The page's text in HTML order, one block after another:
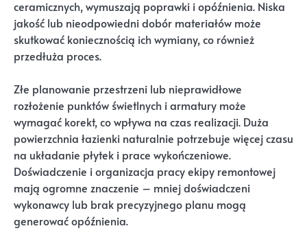
ceramicznych, wymuszają poprawki i opóźnienia. Niska
jakość lub nieodpowiedni dobór materiałów może
skutkować koniecznością ich wymiany, co również
przedłuża proces.
Złe planowanie przestrzeni lub nieprawidłowe
rozłożenie punktów świetlnych i armatury może
wymagać korekt, co wpływa na czas realizacji. Duża
powierzchnia łazienki naturalnie potrzebuje więcej czasu
na układanie płytek i prace wykończeniowe.
Doświadczenie i organizacja pracy ekipy remontowej
mają ogromne znaczenie – mniej doświadczeni
wykonawcy lub brak precyzyjnego planu mogą
generować opóźnienia.